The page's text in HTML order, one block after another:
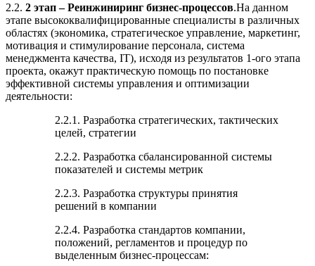
2.2. 2 этап – Реинжиниринг бизнес-процессов.На данном
этапе высококвалифицированные специалисты в различных
областях (экономика, стратегическое управление, маркетинг,
мотивация и стимулирование персонала, система
менеджмента качества, IT), исходя из результатов 1-ого этапа
проекта, окажут практическую помощь по постановке
эффективной системы управления и оптимизации
деятельности:
2.2.1. Разработка стратегических, тактических
целей, стратегии
2.2.2. Разработка сбалансированной системы
показателей и системы метрик
2.2.3. Разработка структуры принятия
решений в компании
2.2.4. Разработка стандартов компании,
положений, регламентов и процедур по
выделенным бизнес-процессам: